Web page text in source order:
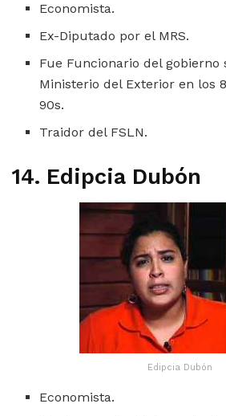
Economista.
Ex-Diputado por el MRS.
Fue Funcionario del gobierno
Ministerio del Exterior en los
90s.
Traidor del FSLN.
14. Edipcia Dubón
Edipcia Dubón
Economista.